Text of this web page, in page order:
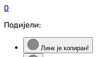
0
Подијели:
Линк је копиран!